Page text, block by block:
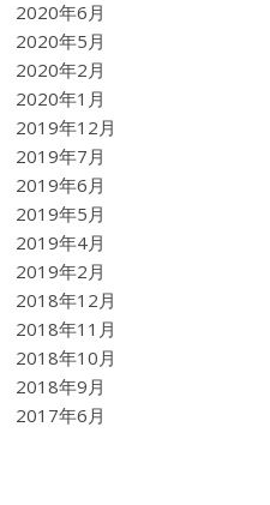
2020年6月
2020年5月
2020年2月
2020年1月
2019年12月
2019年7月
2019年6月
2019年5月
2019年4月
2019年2月
2018年12月
2018年11月
2018年10月
2018年9月
2017年6月